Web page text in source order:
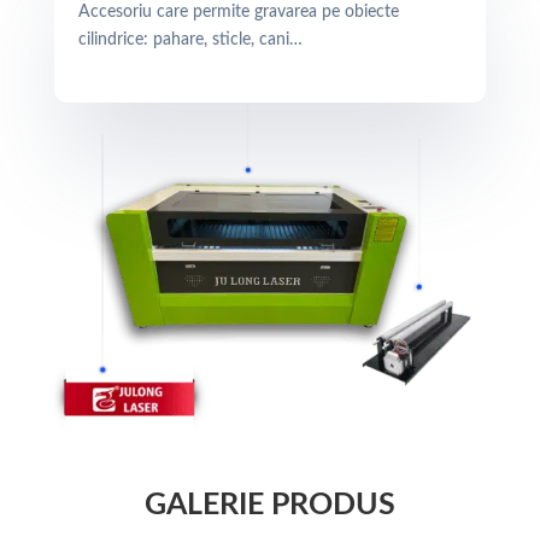
Accesoriu care permite gravarea pe obiecte
cilindrice: pahare, sticle, cani…
GALERIE PRODUS